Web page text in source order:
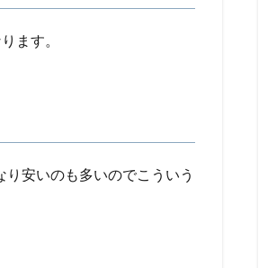
ます。
安いのも多いのでこういう